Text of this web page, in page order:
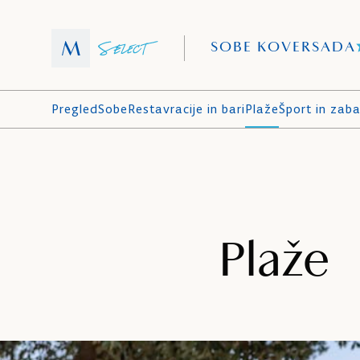
SOBE KOVERSADA
PregledSobeRestavracije in bariPlažeŠport in
Plaže